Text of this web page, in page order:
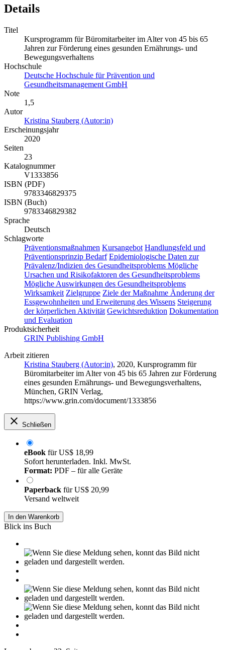
Details
Titel
Kursprogramm für Büromitarbeiter im Alter von 45 bis 65
Jahren zur Förderung eines gesunden Ernährungs- und
Bewegungsverhaltens
Hochschule
Deutsche Hochschule für Prävention und
Gesundheitsmanagement GmbH
Note
1,5
Autor
Kristina Stauberg (Autor:in)
Erscheinungsjahr
2020
Seiten
23
Katalognummer
V1333856
ISBN (PDF)
9783346829375
ISBN (Buch)
9783346829382
Sprache
Deutsch
Schlagworte
Präventionsmaßnahmen Kursangebot Handlungsfeld und
Präventionsprinzip Bedarf Epidemiologische Daten zur
Prävalenz/Indizien des Gesundheitsproblems Mögliche
Ursachen und Risikofaktoren des Gesundheitsproblems
Mögliche Auswirkungen des Gesundheitsproblems
Wirksamkeit Zielgruppe Ziele der Maßnahme Änderung der
Essgewohnheiten und Erweiterung des Wissens Steigerung
der körperlichen Aktivität Gewichtsreduktion Dokumentation
und Evaluation
Produktsicherheit
GRIN Publishing GmbH
Arbeit zitieren
Kristina Stauberg (Autor:in), 2020, Kursprogramm für
Büromitarbeiter im Alter von 45 bis 65 Jahren zur Förderung
eines gesunden Ernährungs- und Bewegungsverhaltens,
München, GRIN Verlag,
https://www.grin.com/document/1333856
Schließen
eBook fürUS$ 18,99
Sofort herunterladen. Inkl. MwSt.
Format: PDF – für alle Geräte
Paperback fürUS$ 20,99
Versand weltweit
In den Warenkorb
Blick ins Buch
Leseprobe aus 23 Seiten